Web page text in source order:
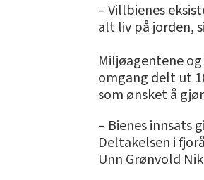
– Villbienes
alt liv på jorden,
Miljøagentene
omgang delt ut
som ønsket å
– Bienes innsats
Deltakelsen i
Unn Grønvold